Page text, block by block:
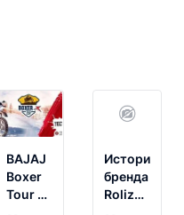
BAJAJ
Boxer
Tour в
Гродно
История
бренда
Roliz
Moto